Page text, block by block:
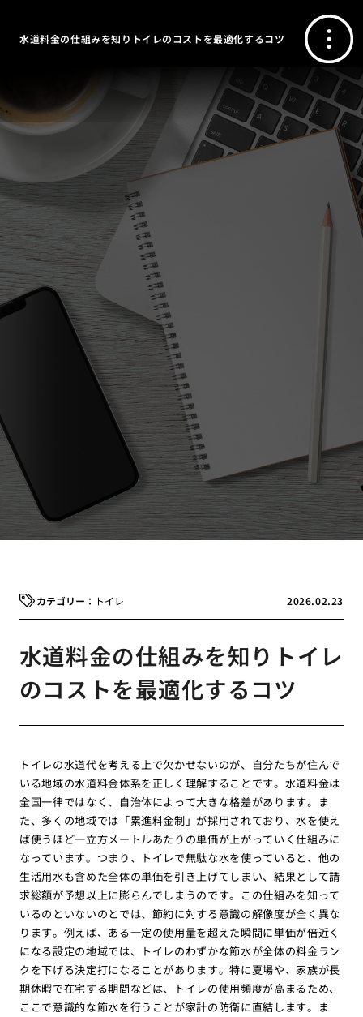
水道料金の仕組みを知りトイレのコストを最適化するコツ
2026.02.23
トイレ
水道料金の仕組みを知りトイレ
のコストを最適化するコツ
トイレの水道代を考える上で欠かせないのが、自分たちが住んで
いる地域の水道料金体系を正しく理解することです。水道料金は
全国一律ではなく、自治体によって大きな格差があります。ま
た、多くの地域では「累進料金制」が採用されており、水を使え
ば使うほど一立方メートルあたりの単価が上がっていく仕組みに
なっています。つまり、トイレで無駄な水を使っていると、他の
生活用水も含めた全体の単価を引き上げてしまい、結果として請
求総額が予想以上に膨らんでしまうのです。この仕組みを知って
いるのといないのとでは、節約に対する意識の解像度が全く異な
ります。例えば、ある一定の使用量を超えた瞬間に単価が倍近く
になる設定の地域では、トイレのわずかな節水が全体の料金ラン
クを下げる決定打になることがあります。特に夏場や、家族が長
期休暇で在宅する期間などは、トイレの使用頻度が高まるため、
ここで意識的な節水を行うことが家計の防衛に直結します。ま